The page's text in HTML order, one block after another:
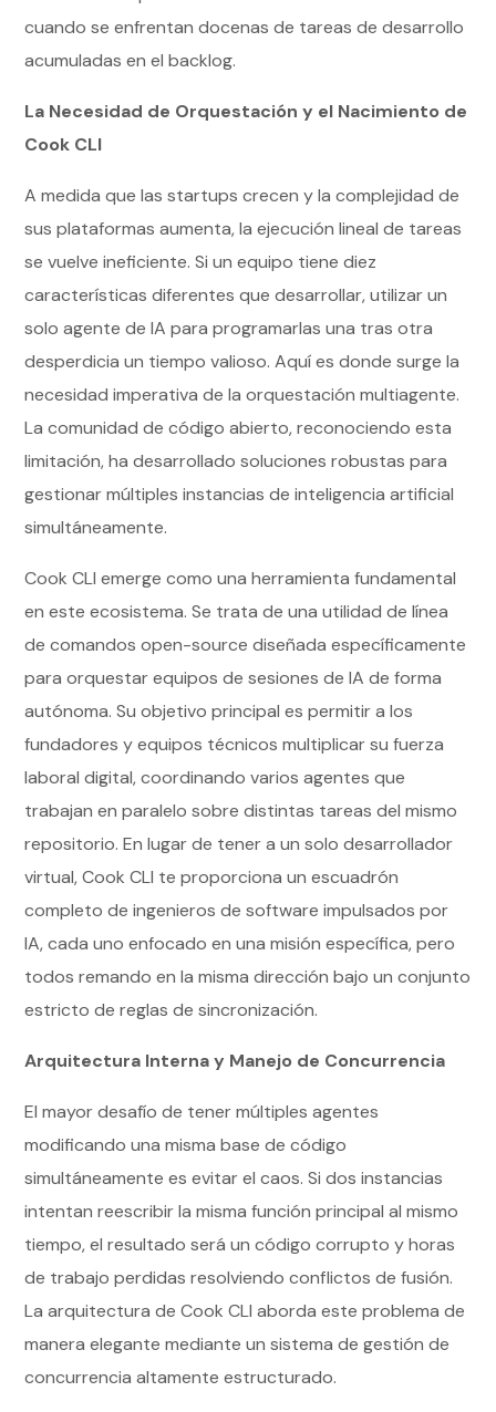
cuando se enfrentan docenas de tareas de desarrollo
acumuladas en el backlog.
La Necesidad de Orquestación y el Nacimiento de
Cook CLI
A medida que las startups crecen y la complejidad de
sus plataformas aumenta, la ejecución lineal de tareas
se vuelve ineficiente. Si un equipo tiene diez
características diferentes que desarrollar, utilizar un
solo agente de IA para programarlas una tras otra
desperdicia un tiempo valioso. Aquí es donde surge la
necesidad imperativa de la orquestación multiagente.
La comunidad de código abierto, reconociendo esta
limitación, ha desarrollado soluciones robustas para
gestionar múltiples instancias de inteligencia artificial
simultáneamente.
Cook CLI emerge como una herramienta fundamental
en este ecosistema. Se trata de una utilidad de línea
de comandos open-source diseñada específicamente
para orquestar equipos de sesiones de IA de forma
autónoma. Su objetivo principal es permitir a los
fundadores y equipos técnicos multiplicar su fuerza
laboral digital, coordinando varios agentes que
trabajan en paralelo sobre distintas tareas del mismo
repositorio. En lugar de tener a un solo desarrollador
virtual, Cook CLI te proporciona un escuadrón
completo de ingenieros de software impulsados por
IA, cada uno enfocado en una misión específica, pero
todos remando en la misma dirección bajo un conjunto
estricto de reglas de sincronización.
Arquitectura Interna y Manejo de Concurrencia
El mayor desafío de tener múltiples agentes
modificando una misma base de código
simultáneamente es evitar el caos. Si dos instancias
intentan reescribir la misma función principal al mismo
tiempo, el resultado será un código corrupto y horas
de trabajo perdidas resolviendo conflictos de fusión.
La arquitectura de Cook CLI aborda este problema de
manera elegante mediante un sistema de gestión de
concurrencia altamente estructurado.